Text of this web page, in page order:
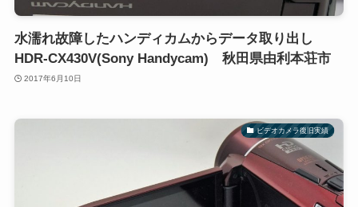
水濡れ故障したハンディカムからデータ取り出し
HDR-CX430V(Sony Handycam) 秋田県由利本荘市
2017年6月10日
ビデオカメラ復旧実績